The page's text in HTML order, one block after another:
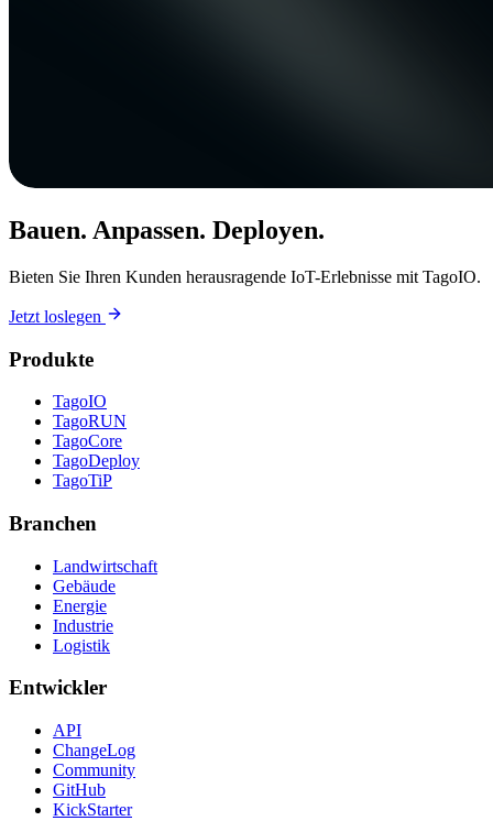
Bauen. Anpassen. Deployen.
Bieten Sie Ihren Kunden herausragende IoT-Erlebnisse mit TagoIO.
Jetzt loslegen
Produkte
TagoIO
TagoRUN
TagoCore
TagoDeploy
TagoTiP
Branchen
Landwirtschaft
Gebäude
Energie
Industrie
Logistik
Entwickler
API
ChangeLog
Community
GitHub
KickStarter